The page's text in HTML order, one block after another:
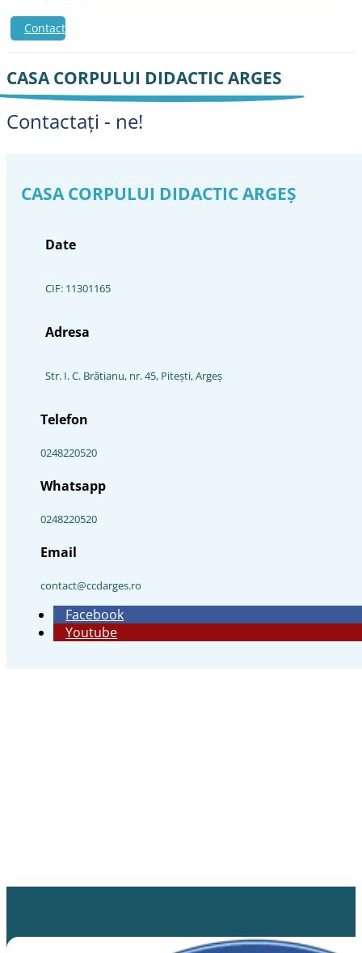
Contact
CASA CORPULUI DIDACTIC ARGES
Contactați - ne!
CASA CORPULUI DIDACTIC ARGEŞ
Date
CIF: 11301165
Adresa
Str. I. C. Brătianu, nr. 45, Piteşti, Argeş
Telefon
0248220520
Whatsapp
0248220520
Email
contact@ccdarges.ro
Facebook
Youtube